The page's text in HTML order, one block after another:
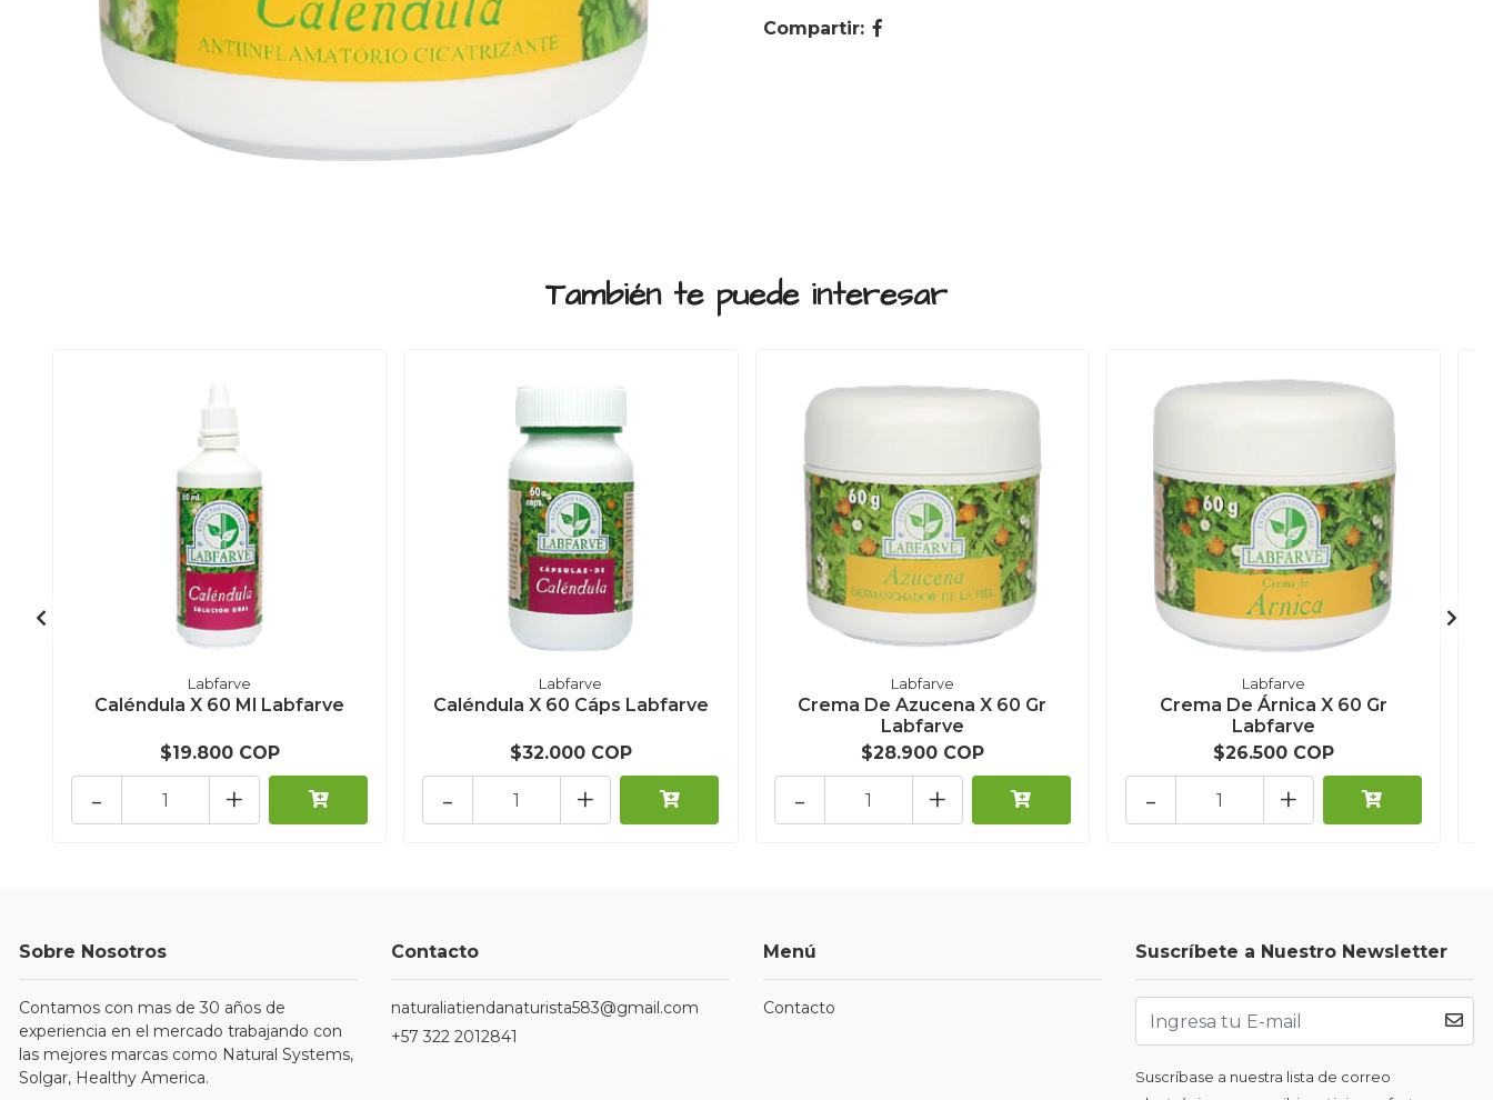
Compartir:
También te puede interesar
Labfarve
Caléndula X 60 Ml Labfarve
$19.800 COP
+
-
Labfarve
Caléndula X 60 Cáps Labfarve
$32.000 COP
+
-
Labfarve
Crema De Azucena X 60 Gr
Labfarve
$28.900 COP
+
-
Labfarve
Crema De Árnica X 60 Gr
Labfarve
$26.500 COP
+
-
Sobre Nosotros
Contamos con mas de 30 años de
experiencia en el mercado trabajando con
las mejores marcas como Natural Systems,
Solgar, Healthy America.
Contacto
naturaliatiendanaturista583@gmail.com
+57 322 2012841
Menú
Contacto
Suscríbete a Nuestro Newsletter
Suscríbase a nuestra lista de correo